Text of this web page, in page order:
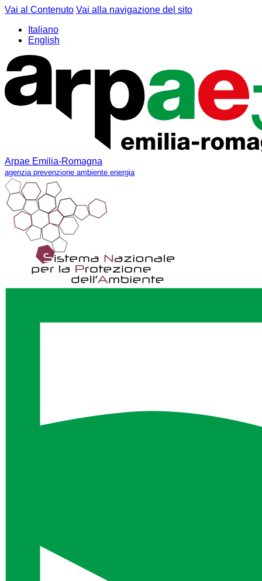
Vai al Contenuto Vai alla navigazione del sito
Italiano
English
Arpae Emilia-Romagna
agenzia prevenzione ambiente energia